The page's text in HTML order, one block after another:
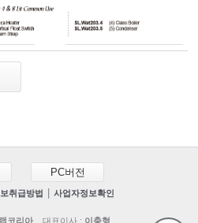
PC버전
취급방법 사업자정보확인
코리아대표이사 : 이충형